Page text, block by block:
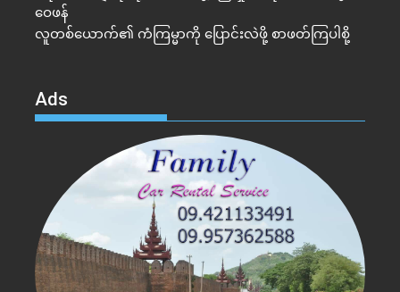
ဝေဖန်
လူတစ်ယောက်၏ ကံကြမ္မာကို ပြောင်းလဲဖို့ စာဖတ်ကြပါစို့
Ads